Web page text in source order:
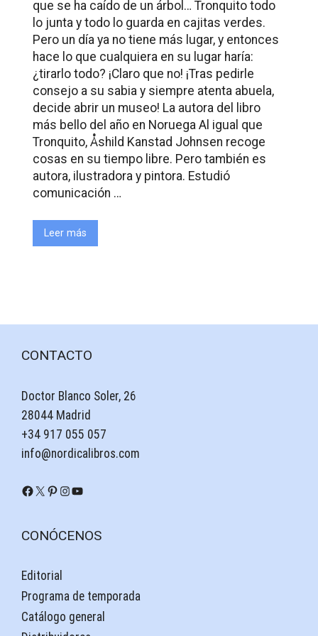
que se ha caído de un árbol… Tronquito todo
lo junta y todo lo guarda en cajitas verdes.
Pero un día ya no tiene más lugar, y entonces
hace lo que cualquiera en su lugar haría:
¿tirarlo todo? ¡Claro que no! ¡Tras pedirle
consejo a su sabia y siempre atenta abuela,
decide abrir un museo! La autora del libro
más bello del año en Noruega Al igual que
Tronquito, Åshild Kanstad Johnsen recoge
cosas en su tiempo libre. Pero también es
autora, ilustradora y pintora. Estudió
comunicación …
Leer más
CONTACTO
Doctor Blanco Soler, 26
28044 Madrid
+34 917 055 057
info@nordicalibros.com
Facebook
X Pinterest
Instagram
YouTube
CONÓCENOS
Editorial
Programa de temporada
Catálogo general